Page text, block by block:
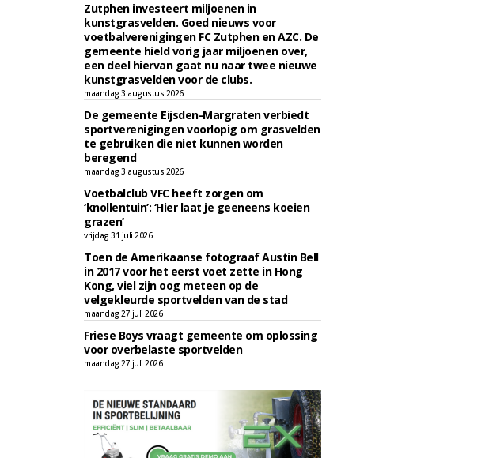
Zutphen investeert miljoenen in
kunstgrasvelden. Goed nieuws voor
voetbalverenigingen FC Zutphen en AZC. De
gemeente hield vorig jaar miljoenen over,
een deel hiervan gaat nu naar twee nieuwe
kunstgrasvelden voor de clubs.
maandag 3 augustus 2026
De gemeente Eijsden-Margraten verbiedt
sportverenigingen voorlopig om grasvelden
te gebruiken die niet kunnen worden
beregend
maandag 3 augustus 2026
Voetbalclub VFC heeft zorgen om
‘knollentuin’: ‘Hier laat je geeneens koeien
grazen’
vrijdag 31 juli 2026
Toen de Amerikaanse fotograaf Austin Bell
in 2017 voor het eerst voet zette in Hong
Kong, viel zijn oog meteen op de
velgekleurde sportvelden van de stad
maandag 27 juli 2026
Friese Boys vraagt gemeente om oplossing
voor overbelaste sportvelden
maandag 27 juli 2026